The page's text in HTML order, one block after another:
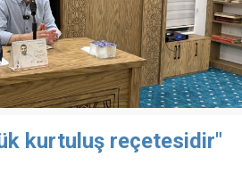
kurtuluş reçetesidir"